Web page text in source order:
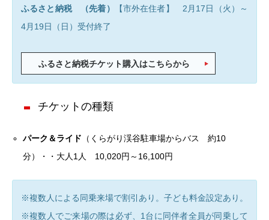
ふるさと納税 （先着）
【市外在住者】 2月17日（火）～
4月19日（日）受付終了
ふるさと納税チケット購入はこちらから
チケットの種類
パーク＆ライド （くらがり渓谷駐車場からバス 約10
分）・・大人1人 10,020円～16,100円
※複数人による同乗来場で割引あり。子ども料金設定あり。
※複数人でご来場の際は必ず、1台に同伴者全員が同乗して